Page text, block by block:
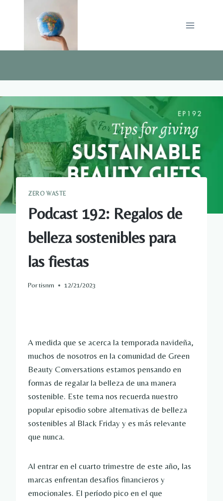
ZERO WASTE
Podcast 192: Regalos de
belleza sostenibles para
las fiestas
Portisnm 12/21/2023
A medida que se acerca la temporada navideña,
muchos de nosotros en la comunidad de Green
Beauty Conversations estamos pensando en
formas de regalar la belleza de una manera
sostenible. Este tema nos recuerda nuestro
popular episodio sobre alternativas de belleza
sostenibles al Black Friday y es más relevante
que nunca.
Al entrar en el cuarto trimestre de este año, las
marcas enfrentan desafíos financieros y
emocionales. El período pico en el que